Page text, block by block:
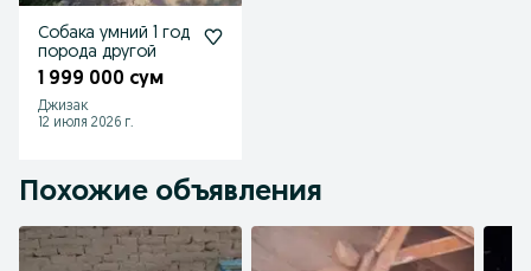
Собака умний 1 год
порода другой
1 999 000 сум
Джизак
12 июля 2026 г.
Похожие объявления